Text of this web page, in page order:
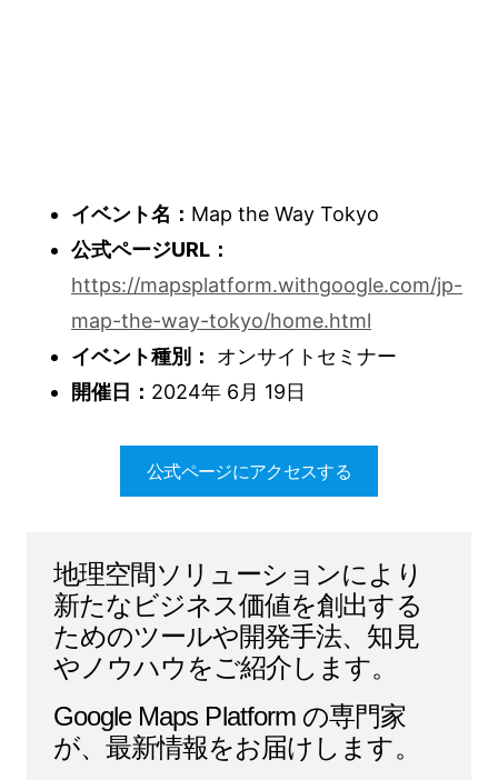
イベント名： Map the Way Tokyo
公式ページURL：
https://mapsplatform.withgoogle.com/jp-
map-the-way-tokyo/home.html
イベント種別：
オンサイトセミナー
開催日： 2024年 6月 19日
公式ページにアクセスする
地理空間ソリューションにより
新たなビジネス価値を創出する
ためのツールや開発手法、知見
やノウハウをご紹介します。
Google Maps Platform の専門家
が、最新情報をお届けします。